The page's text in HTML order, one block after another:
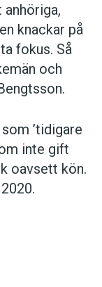
anhöriga,
knackar på
fokus. Så
och
som ’tidigare
inte gift
oavsett kön.